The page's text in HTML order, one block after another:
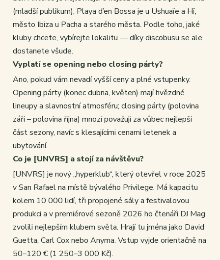
(mladší publikum), Playa d’en Bossa je u Ushuaïe a Hï,
město Ibiza u Pacha a starého města. Podle toho, jaké
kluby chcete, vybírejte lokalitu — díky discobusu se ale
dostanete všude.
Vyplatí se opening nebo closing párty?
Ano, pokud vám nevadí vyšší ceny a plné vstupenky.
Opening párty (konec dubna, květen) mají hvězdné
lineupy a slavnostní atmosféru; closing párty (polovina
září – polovina října) mnozí považují za vůbec nejlepší
část sezony, navíc s klesajícími cenami letenek a
ubytování.
Co je [UNVRS] a stojí za návštěvu?
[UNVRS] je nový „hyperklub“, který otevřel v roce 2025
v San Rafael na místě bývalého Privilege. Má kapacitu
kolem 10 000 lidí, tři propojené sály a festivalovou
produkci a v premiérové sezoně 2026 ho čtenáři DJ Mag
zvolili nejlepším klubem světa. Hrají tu jména jako David
Guetta, Carl Cox nebo Anyma. Vstup vyjde orientačně na
50–120 € (1 250–3 000 Kč).